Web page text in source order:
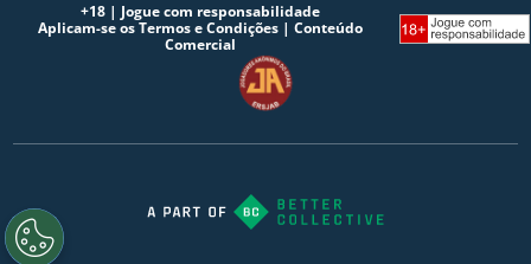
+18 | Jogue com responsabilidade
Aplicam-se os Termos e Condições | Conteúdo
Comercial